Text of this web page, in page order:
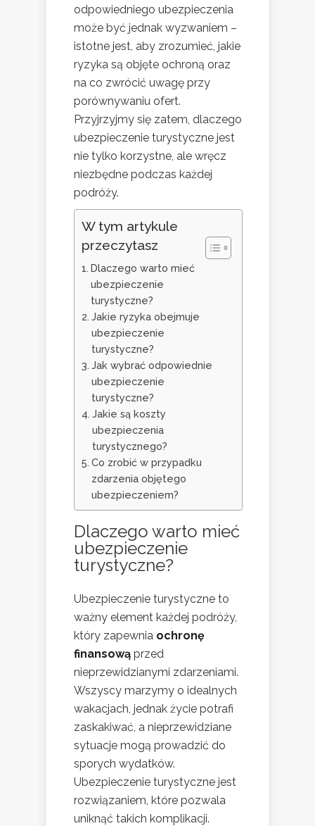
odpowiedniego ubezpieczenia
może być jednak wyzwaniem –
istotne jest, aby zrozumieć, jakie
ryzyka są objęte ochroną oraz
na co zwrócić uwagę przy
porównywaniu ofert.
Przyjrzyjmy się zatem, dlaczego
ubezpieczenie turystyczne jest
nie tylko korzystne, ale wręcz
niezbędne podczas każdej
podróży.
W tym artykule
przeczytasz
Dlaczego warto mieć
ubezpieczenie
turystyczne?
Jakie ryzyka obejmuje
ubezpieczenie
turystyczne?
Jak wybrać odpowiednie
ubezpieczenie
turystyczne?
Jakie są koszty
ubezpieczenia
turystycznego?
Co zrobić w przypadku
zdarzenia objętego
ubezpieczeniem?
Dlaczego warto mieć
ubezpieczenie
turystyczne?
Ubezpieczenie turystyczne to
ważny element każdej podróży,
który zapewnia ochronę
finansową przed
nieprzewidzianymi zdarzeniami.
Wszyscy marzymy o idealnych
wakacjach, jednak życie potrafi
zaskakiwać, a nieprzewidziane
sytuacje mogą prowadzić do
sporych wydatków.
Ubezpieczenie turystyczne jest
rozwiązaniem, które pozwala
uniknąć takich komplikacji.